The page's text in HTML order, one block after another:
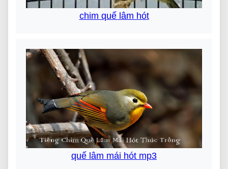
chim quế lâm hót
quế lâm mái hót mp3